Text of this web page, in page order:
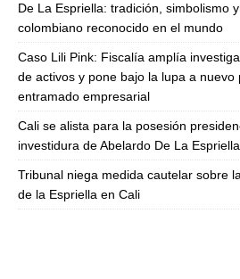
De La Espriella: tradición, simbolismo
colombiano reconocido en el mundo
Caso Lili Pink: Fiscalía amplía
de activos y pone bajo la lupa a
entramado empresarial
Cali se alista para la posesión
investidura de Abelardo De La
Tribunal niega medida cautelar sobre
de la Espriella en Cali